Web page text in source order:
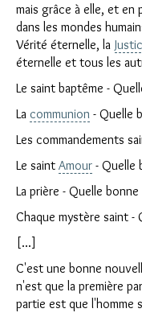
mais grâce à elle, et en
dans les mondes
Vérité éternelle, la
éternelle et tous les
Le saint baptême -
La communion - Quelle
Les commandements
Le saint Amour - Quelle
La prière - Quelle
Chaque mystère saint -
[...]
C'est une bonne
n'est que la première
partie est que l'homme